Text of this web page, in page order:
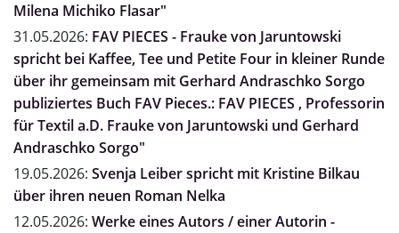
Milena Michiko Flasar"
31.05.2026: FAV PIECES - Frauke von Jaruntowski
spricht bei Kaffee, Tee und Petite Four in kleiner Runde
über ihr gemeinsam mit Gerhard Andraschko Sorgo
publiziertes Buch FAV Pieces.: FAV PIECES , Professorin
für Textil a.D. Frauke von Jaruntowski und Gerhard
Andraschko Sorgo"
19.05.2026: Svenja Leiber spricht mit Kristine Bilkau
über ihren neuen Roman Nelka
12.05.2026: Werke eines Autors / einer Autorin -